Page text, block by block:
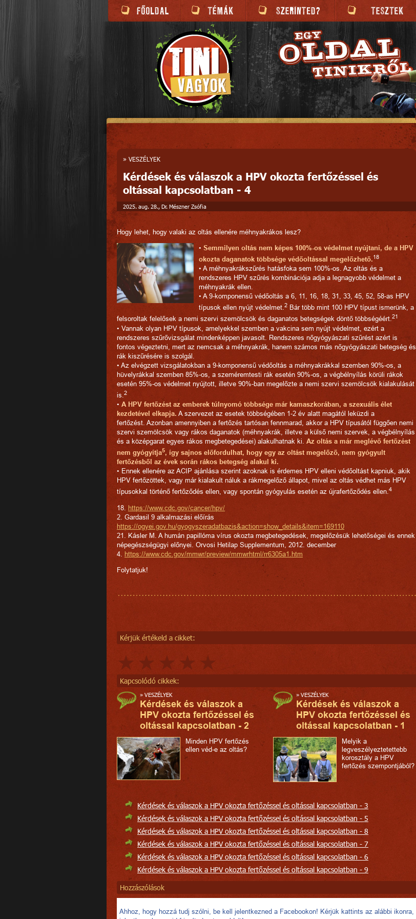
» VESZÉLYEK
Kérdések és válaszok a HPV okozta fertőzéssel és
oltással kapcsolatban - 4
2025. aug. 28., Dr. Mészner Zsófia
Hogy lehet, hogy valaki az oltás ellenére méhnyakrákos lesz?
• Semmilyen oltás nem képes 100%-os védelmet nyújtani, de a HPV
okozta daganatok többsége védőoltással megelőzhető.18
• A méhnyakrákszűrés hatásfoka sem 100%-os. Az oltás és a
rendszeres HPV szűrés kombinációja adja a legnagyobb védelmet a
méhnyakrák ellen.
• A 9-komponensű védőoltás a 6, 11, 16, 18, 31, 33, 45, 52, 58-as HPV
típusok ellen nyújt védelmet.2 Bár több mint 100 HPV típust ismerünk, a
felsoroltak felelősek a nemi szervi szemölcsök és daganatos betegségek döntő többségéért.21
• Vannak olyan HPV típusok, amelyekkel szemben a vakcina sem nyújt védelmet, ezért a
rendszeres szűrővizsgálat mindenképpen javasolt. Rendszeres nőgyógyászati szűrést azért is
fontos végeztetni, mert az nemcsak a méhnyakrák, hanem számos más nőgyógyászati betegség és
rák kiszűrésére is szolgál.
• Az elvégzett vizsgálatokban a 9-komponensű védőoltás a méhnyakrákkal szemben 90%-os, a
hüvelyrákkal szemben 85%-os, a szeméremtesti rák esetén 90%-os, a végbélnyílás körüli rákok
esetén 95%-os védelmet nyújtott, illetve 90%-ban megelőzte a nemi szervi szemölcsök kialakulását
is. 2
• A HPV fertőzést az emberek túlnyomó többsége már kamaszkorában, a szexuális élet
kezdetével elkapja. A szervezet az esetek többségében 1-2 év alatt magától leküzdi a
fertőzést. Azonban amennyiben a fertőzés tartósan fennmarad, akkor a HPV típusától függően nemi
szervi szemölcsök vagy rákos daganatok (méhnyakrák, illetve a külső nemi szervek, a végbélnyílás
és a középgarat egyes rákos megbetegedései) alakulhatnak ki. Az oltás a már meglévő fertőzést
nem gyógyítja5, így sajnos előfordulhat, hogy egy az oltást megelőző, nem gyógyult
fertőzésből az évek során rákos betegség alakul ki.
• Ennek ellenére az ACIP ajánlása szerint azoknak is érdemes HPV elleni védőoltást kapniuk, akik
HPV fertőzöttek, vagy már kialakult náluk a rákmegelőző állapot, mivel az oltás védhet más HPV
típusokkal történő fertőződés ellen, vagy spontán gyógyulás esetén az újrafertőződés ellen.4
18. https://www.cdc.gov/cancer/hpv/
2. Gardasil 9 alkalmazási előírás
https://ogyei.gov.hu/gyogyszeradatbazis&action=show_details&item=169110
21. Kásler M. A humán papillóma vírus okozta megbetegedések, megelőzésük lehetőségei és ennek
népegészségügyi előnyei. Orvosi Hetilap Supplementum, 2012. december
4. https://www.cdc.gov/mmwr/preview/mmwrhtml/rr6305a1.htm
Folytatjuk!
Kérjük értékeld a cikket:
Kapcsolódó cikkek:
» VESZÉLYEK
Kérdések és válaszok a
HPV okozta fertőzéssel és
oltással kapcsolatban - 2
Minden HPV fertőzés
ellen véd-e az oltás?
» VESZÉLYEK
Kérdések és válaszok a
HPV okozta fertőzéssel és
oltással kapcsolatban - 1
Melyik a
legveszélyeztetettebb
korosztály a HPV
fertőzés szempontjából?
Kérdések és válaszok a HPV okozta fertőzéssel és oltással kapcsolatban - 3
Kérdések és válaszok a HPV okozta fertőzéssel és oltással kapcsolatban - 5
Kérdések és válaszok a HPV okozta fertőzéssel és oltással kapcsolatban - 8
Kérdések és válaszok a HPV okozta fertőzéssel és oltással kapcsolatban - 7
Kérdések és válaszok a HPV okozta fertőzéssel és oltással kapcsolatban - 6
Kérdések és válaszok a HPV okozta fertőzéssel és oltással kapcsolatban - 9
Hozzászólások
Ahhoz, hogy hozzá tudj szólni, be kell jelentkezned a Facebookon! Kérjük kattints az alábbi ikonra,